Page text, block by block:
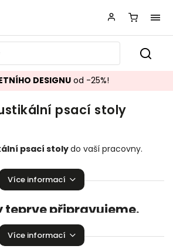
DESIGNUod -25%!
psací stoly
psací stolydo vaší pracovny.
Více informací
teprve připravujeme.
na ostatní kategorie.
Více informací